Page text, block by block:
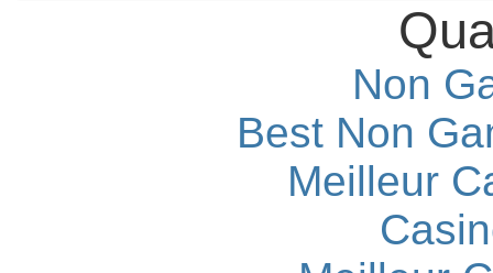
Non
Best Non
Meilleur